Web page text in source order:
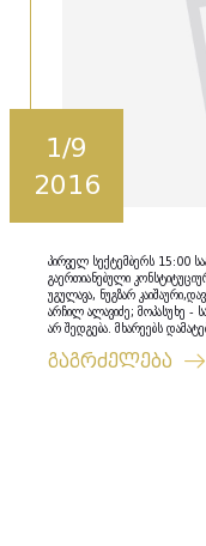
1/9
2016
პირველ სექტემბერს 15:00
გაერთიანებული
უგულავა, ნუგზარ
არჩილ ალავიძე; მოპასუხე -
არ შედგება. მხარეებს
გაგრძელება